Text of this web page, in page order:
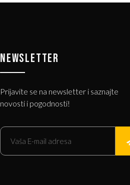
NEWSLETTER
Prijavite se na newsletter i saznajte
novosti i pogodnosti!